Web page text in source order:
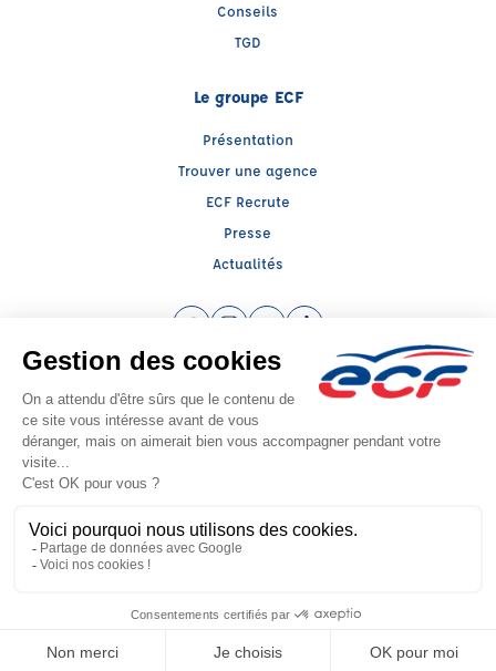
Conseils
TGD
Le groupe ECF
Présentation
Trouver une agence
ECF Recrute
Presse
Actualités
Facebook (nouvelle fenêtre)
Instagram (nouvelle fenêtre)
YouTube (nouvelle fenêtre)
TikTok (nouvelle fenêtre)
Raison sociale : AUTO ECOLE BARNI - Capital social: 10000€
SIREN: 789403292 - Numéro de TVA intracommunautaire: FR 90 789403292
Agrément n°E1200104790
Siège social : 89, Cours Verdun , OYONNAX (01100) - Représentant légal :